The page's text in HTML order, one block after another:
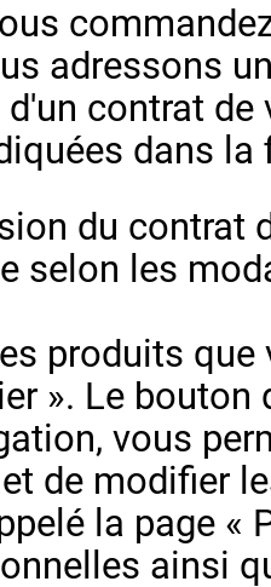
adressons
contrat de
dans la
du contrat
selon les
produits
». Le bouton
vous
de modifier
la page «
ainsi